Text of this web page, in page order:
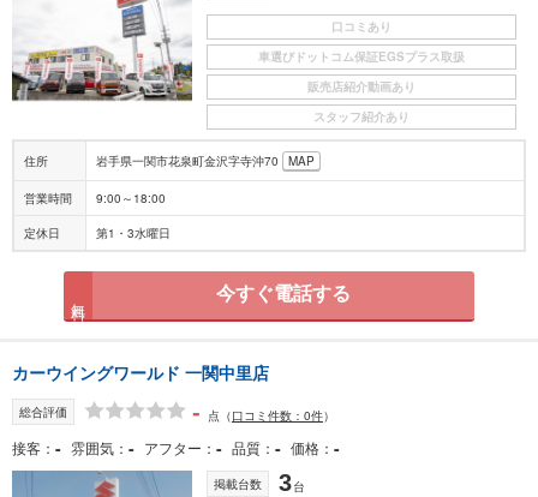
口コミあり
車選びドットコム保証EGSプラス取扱
販売店紹介動画あり
スタッフ紹介あり
住所 岩手県一関市花泉町金沢字寺沖70 MAP
営業時間 9:00～18:00
定休日 第1・3水曜日
今すぐ電話する
カーウイングワールド 一関中里店
総合評価 - 点 （口コミ件数：0件）
接客 - 雰囲気 - アフター - 品質 - 価格 -
掲載台数 3台